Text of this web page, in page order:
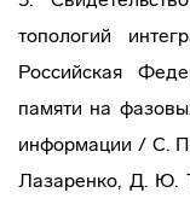
топологий
Российская
памяти на
информации / С.
Лазаренко, Д. Ю.